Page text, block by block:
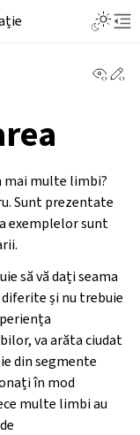
mai multe limbi?
Sunt prezentate
exemplelor sunt
să vă dați seama
și nu trebuie
va arăta ciudat
din segmente
în mod
multe limbi au